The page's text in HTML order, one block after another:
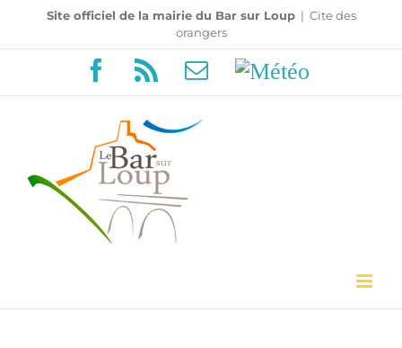
au
Site officiel de la mairie du Bar sur Loup | Cite des
orangers
Facebook
Rss EmailMétéo